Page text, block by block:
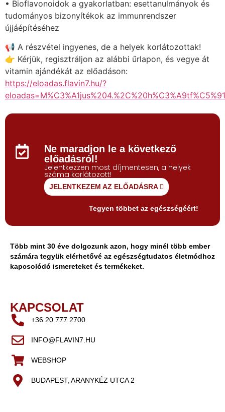
• Bioflavonoidok a gyakorlatban: esettanulmányok és
tudományos bizonyítékok az immunrendszer
újjáépítéséhez
📢 A részvétel ingyenes, de a helyek korlátozottak!
👉 Kérjük, regisztráljon az alábbi űrlapon, és vegye át
vitamin ajándékát az előadáson:
https://eloadas.flavin7.hu/?
Tegyen többet az egészségéért!
Ne maradjon le a következő
előadásról!
Jelentkezzen most díjmentesen, a helyek
száma korlátozott!
JELENTKEZEM AZ ELŐADÁSRA
Több mint 30 éve dolgozunk azon, hogy minél több ember
számára tegyük elérhetővé az egészségtudatos életmódhoz
kapcsolódó ismereteket és termékeket.
KAPCSOLAT
+36 20 777 2700
INFO@FLAVIN7.HU
WEBSHOP
BUDAPEST, ARANYKÉZ UTCA 2